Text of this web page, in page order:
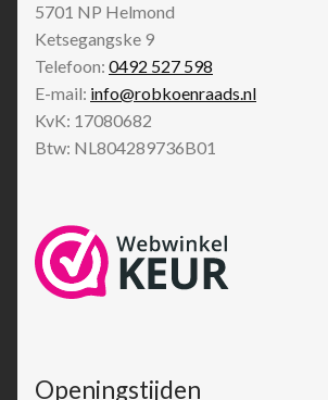
5701 NP Helmond
Ketsegangske 9
Telefoon: 0492 527 598
E-mail: info@robkoenraads.nl
KvK: 17080682
Btw: NL804289736B01
Openingstijden